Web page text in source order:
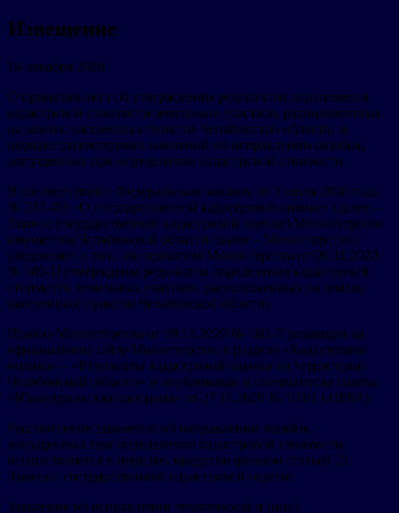
Извещение
14 декабря 2020
О принятии акта об утверждении результатов определения
кадастровой стоимости земельных участков, расположенных
на землях населенных пунктов Челябинской области, и
порядке рассмотрения заявлений об исправлении ошибок,
допущенных при определении кадастровой стоимости
В соответствии с Федеральным законом от 3 июля 2016 года
№ 237-ФЗ «О государственной кадастровой оценке» (далее –
Закон о государственной кадастровой оценке) Министерство
имущества Челябинской области (далее – Министерство)
уведомляет о том, что приказом Министерства от 09.11.2020
№ 180-П утверждены результаты определения кадастровой
стоимости земельных участков, расположенных на землях
населенных пунктов Челябинской области.
Приказ Министерства от 09.11.2020 № 180-П размещен на
официальном сайте Министерства в разделе «Кадастровая
оценка» – «Результаты кадастровой оценки на территории
Челябинской области» и опубликован в спецвыпуске газеты
«Южноуральская панорама» от 27.11.2020 № 103/1 (4198/1).
Рассмотрение заявлений об исправлении ошибок,
допущенных при определении кадастровой стоимости,
осуществляется в порядке, предусмотренном статьей 21
Закона о государственной кадастровой оценке.
Заявление об исправлении технической и (или)